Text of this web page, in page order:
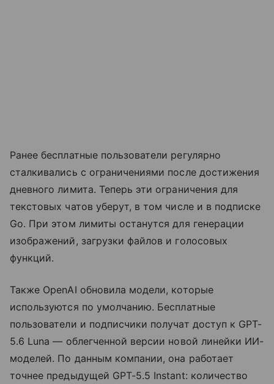
Ранее бесплатные пользователи регулярно
сталкивались с ограничениями после достижения
дневного лимита. Теперь эти ограничения для
текстовых чатов уберут, в том числе и в подписке
Go. При этом лимиты останутся для генерации
изображений, загрузки файлов и голосовых
функций.
Также OpenAI обновила модели, которые
используются по умолчанию. Бесплатные
пользователи и подписчики получат доступ к GPT-
5.6 Luna — облегченной версии новой линейки ИИ-
моделей. По данным компании, она работает
точнее предыдущей GPT-5.5 Instant: количество